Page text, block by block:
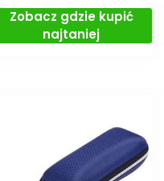
Zobacz gdzie kupić
najtaniej